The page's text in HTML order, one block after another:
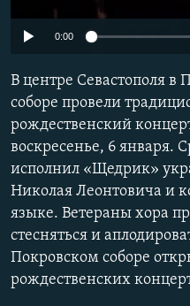
ПОБЕДИТЕЛЕЙ НЕ СУДЯТ?
ELIFBE
УКРАИНСКАЯ ПРОБЛЕМА
ПРИСОЕДИНЯЙТЕСЬ!
Все сайты RFE/RL
0:00
В центре Севастополя в
соборе провели
рождественский
воскресенье, 6 января.
исполнил «Щедрик»
Николая Леонтовича и
языке. Ветераны хора
стесняться и
Покровском соборе
рождественских